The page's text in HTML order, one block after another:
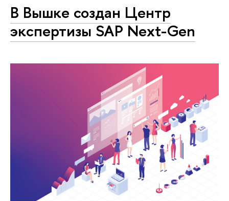
В Вышке создан Центр
экспертизы SAP Next-Gen